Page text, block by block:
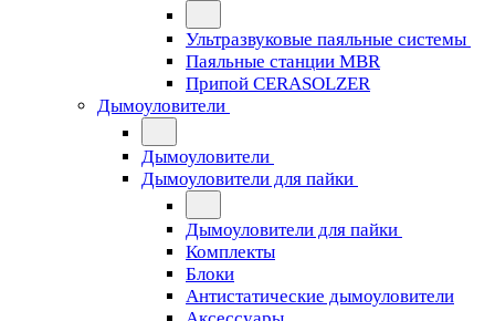
Ультразвуковые паяльные системы
Паяльные станции MBR
Припой CERASOLZER
Дымоуловители
Дымоуловители
Дымоуловители для пайки
Дымоуловители для пайки
Комплекты
Блоки
Антистатические дымоуловители